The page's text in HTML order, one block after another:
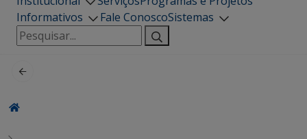
Informativos
Fale ConoscoSistemas
Pesquisar
por: